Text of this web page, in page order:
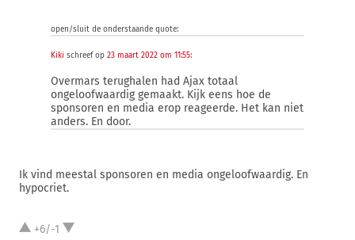
open/sluit de onderstaande quote:
Kiki schreef op 23 maart 2022 om 11:55:
Overmars terughalen had Ajax totaal
ongeloofwaardig gemaakt. Kijk eens hoe de
sponsoren en media erop reageerde. Het kan niet
anders. En door.
Ik vind meestal sponsoren en media ongeloofwaardig. En
hypocriet.
+6/-1